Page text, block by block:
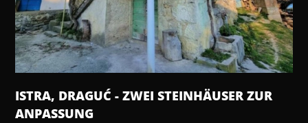
ISTRA, DRAGUĆ - ZWEI STEINHÄUSER ZUR
ANPASSUNG